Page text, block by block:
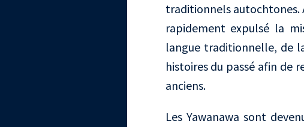
traditionnels autochtones.
rapidement expulsé la
langue traditionnelle, de
histoires du passé afin de
anciens.
Les Yawanawa sont